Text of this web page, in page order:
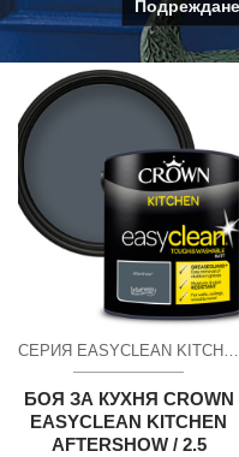
СЕРИЯ EASYCLEAN KITCHEN ПОЧИСТВАЩ СЕ МАТ
БОЯ ЗА КУХНЯ CROWN
EASYCLEAN KITCHEN
AFTERSHOW / 2.5